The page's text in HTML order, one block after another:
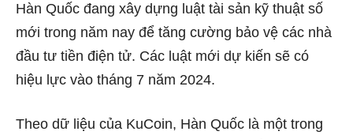
Hàn Quốc đang xây dựng luật tài sản kỹ thuật số
mới trong năm nay để tăng cường bảo vệ các nhà
đầu tư tiền điện tử. Các luật mới dự kiến ​​sẽ có
hiệu lực vào tháng 7 năm 2024.
Theo dữ liệu của KuCoin, Hàn Quốc là một trong